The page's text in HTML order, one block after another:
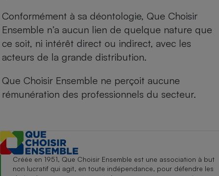
Conformément à sa déontologie, Que Choisir
Ensemble n’a aucun lien de quelque nature que
ce soit, ni intérêt direct ou indirect, avec les
acteurs de la grande distribution.
Que Choisir Ensemble ne perçoit aucune
rémunération des professionnels du secteur.
Créée en 1951, Que Choisir Ensemble est une association à but
non lucratif qui agit, en toute indépendance, pour défendre les